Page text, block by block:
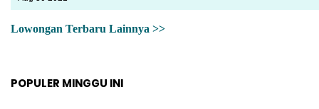
Lowongan Terbaru Lainnya >>
POPULER MINGGU INI